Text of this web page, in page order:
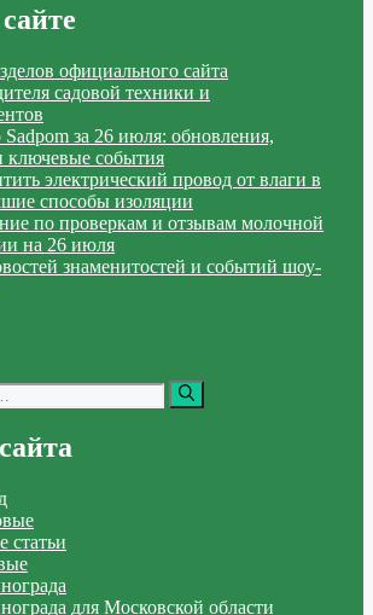
официального сайта
садовой техники и
за 26 июля: обновления,
ключевые события
электрический провод от влаги в
способы изоляции
по проверкам и отзывам молочной
на 26 июля
знаменитостей и событий шоу-
статьи
для Московской области